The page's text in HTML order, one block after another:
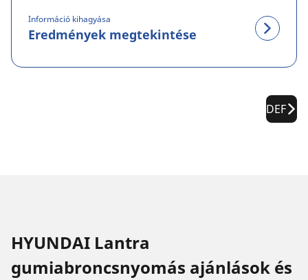
Információ kihagyása
Eredmények megtekintése
DEF
HYUNDAI Lantra
gumiabroncsnyomás ajánlások és